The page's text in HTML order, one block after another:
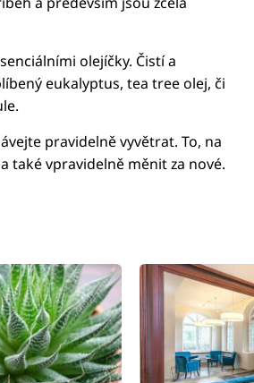
olejíčky. Čistí a
eukalyptus, tea tree olej, či
pravidelně vyvětrat. To, na
také vpravidelně měnit za nové.